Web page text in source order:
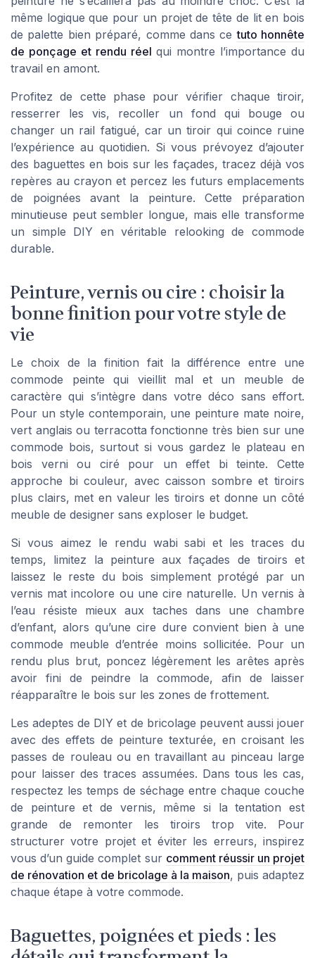
même logique que pour un projet de tête de lit en bois
de palette bien préparé, comme dans cetuto honnête
de ponçage et rendu réel qui montre l’importance du
travail en amont.
Profitez de cette phase pour vérifier chaque tiroir,
resserrer les vis, recoller un fond qui bouge ou
changer un rail fatigué, car un tiroir qui coince ruine
l’expérience au quotidien. Si vous prévoyez d’ajouter
des baguettes en bois sur les façades, tracez déjà vos
repères au crayon et percez les futurs emplacements
de poignées avant la peinture. Cette préparation
minutieuse peut sembler longue, mais elle transforme
un simple DIY en véritable relooking de commode
durable.
Peinture, vernis ou cire : choisir la
bonne finition pour votre style de
vie
Le choix de la finition fait la différence entre une
commode peinte qui vieillit mal et un meuble de
caractère qui s’intègre dans votre déco sans effort.
Pour un style contemporain, une peinture mate noire,
vert anglais ou terracotta fonctionne très bien sur une
commode bois, surtout si vous gardez le plateau en
bois verni ou ciré pour un effet bi teinte. Cette
approche bi couleur, avec caisson sombre et tiroirs
plus clairs, met en valeur les tiroirs et donne un côté
meuble de designer sans exploser le budget.
Si vous aimez le rendu wabi sabi et les traces du
temps, limitez la peinture aux façades de tiroirs et
laissez le reste du bois simplement protégé par un
vernis mat incolore ou une cire naturelle. Un vernis à
l’eau résiste mieux aux taches dans une chambre
d’enfant, alors qu’une cire dure convient bien à une
commode meuble d’entrée moins sollicitée. Pour un
rendu plus brut, poncez légèrement les arêtes après
avoir fini de peindre la commode, afin de laisser
réapparaître le bois sur les zones de frottement.
Les adeptes de DIY et de bricolage peuvent aussi jouer
avec des effets de peinture texturée, en croisant les
passes de rouleau ou en travaillant au pinceau large
pour laisser des traces assumées. Dans tous les cas,
respectez les temps de séchage entre chaque couche
de peinture et de vernis, même si la tentation est
grande de remonter les tiroirs trop vite. Pour
structurer votre projet et éviter les erreurs, inspirez
vous d’un guide complet sur comment réussir un projet
de rénovation et de bricolage à la maison, puis adaptez
chaque étape à votre commode.
Baguettes, poignées et pieds : les